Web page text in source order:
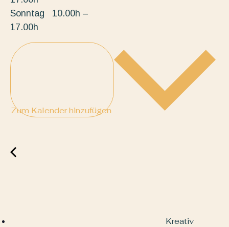
Sonntag 10.00h –
17.00h
Zum Kalender hinzufügen
Kreativ